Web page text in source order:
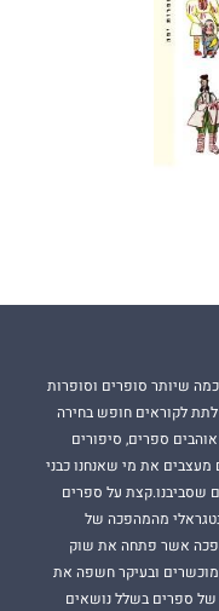
שיותר סופרים וסופרות
לקוראים חופש בחירה
ספרים, סיפורים
מעצבים את מי שאנחנו כבני
שסביבנו.קצת על ספרים
מהמהפכה של
אשר פתחה את שוק
ובעיקר חשפה את
של ספרים בשלל נושאים